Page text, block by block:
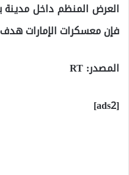
العرض المنظم داخل مدينة
فإن معسكرات الإمارات
المصدر: RT
[ads2]